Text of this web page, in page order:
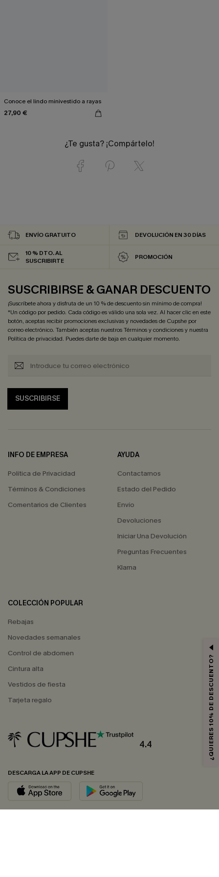
Conoce el lindo minivestido a rayas
27,90 €
¿Te gusta? ¡Compártelo!
ENVÍO GRATUITO DEVOLUCIÓN EN 30 DÍAS
10 % DTO. AL
SUSCRIBIRTE
PROMOCIÓN
SUSCRIBIRSE & GANAR DESCUENTO
¡Suscríbete ahora y disfruta de un 10 % de descuento sin mínimo de compra!
*Un código por pedido. Cada código es válido una sola vez. Al hacer clic en este
botón, aceptas recibir promociones exclusivas y novedades de Cupshe por
correo electrónico. También aceptas nuestrosTérminos y condicionesy nuestra
Política de privacidad. Puedes darte de baja en cualquier momento.
SUSCRIBIRSE
INFO DE EMPRESA
Política de Privacidad
Términos & Condiciones
Comentarios de Clientes
AYUDA
Contactarnos
Estado del Pedido
Envío
Devoluciones
Iniciar Una Devolución
Preguntas Frecuentes
Klarna
COLECCIÓN POPULAR
Rebajas
Novedades semanales
Control de abdomen
Cintura alta
Vestidos de fiesta
Tarjeta regalo
4.4
DESCARGA LA APP DE CUPSHE
¿QUIERES 10% DE DESCUENTO?